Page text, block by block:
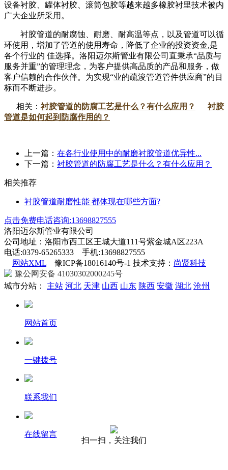
设备衬胶、罐体衬胶、滚筒包胶等越来越多橡胶衬里技术被内
广大企业所采用。
衬胶管道的耐腐蚀、耐磨、耐高温等点，以及管道可以循
环使用，增加了管道的使用寿命，降低了企业的投资资金,是
各个行业的 佳选择。洛阳迈尔斯管业有限公司直秉承“品质与
服务并重”的管理理念，为客户提供高品质的产品和服务，做
客户信赖的合作伙伴。为实现“业的疏浚管道管件供应商”的目
标而不断进步。
相关： 衬胶管道的防腐工艺是什么？有什么应用？
衬胶
管道是如何起到防腐作用的？
上一篇： 在各行业使用中的耐磨衬胶管道优异性...
下一篇： 衬胶管道的防腐工艺是什么？有什么应用？
相关推荐
衬胶管道耐磨性能 都体现在哪些方面?
点击免费电话咨询:13698827555
洛阳迈尔斯管业有限公司
公司地址：洛阳市西工区王城大道111号紫金城A区223A
电话:0379-65265333 手机:13698827555
网站XML 豫ICP备18016140号-1 技术支持： 尚贤科技
豫公网安备 41030302000245号
城市分站：
主站 河北 天津 山西 山东 陕西 安徽 湖北 沧州
网站首页
一键拨号
联系我们
在线留言
扫一扫，关注我们